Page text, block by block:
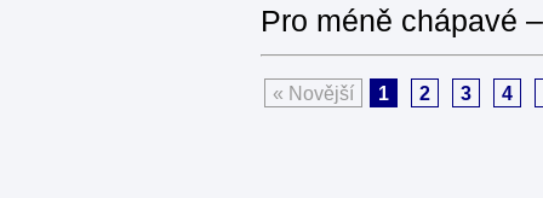
Pro méně chápavé
« Novější 1 2 3 4